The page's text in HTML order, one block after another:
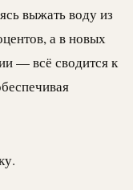
выжать воду из
а в новых
— всё сводится к